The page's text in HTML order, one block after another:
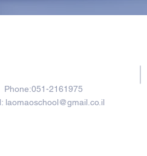
Phone:051-2161975
laomaoschool@gmail.co.il